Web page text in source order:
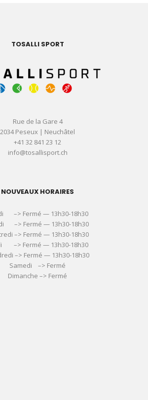
TOSALLI SPORT
Rue de la Gare 4
2034 Peseux | Neuchâtel
+41 32 841 23 12
info@tosallisport.ch
NOUVEAUX HORAIRES
–> Fermé — 13h30-18h30
–> Fermé — 13h30-18h30
–> Fermé — 13h30-18h30
–> Fermé — 13h30-18h30
–> Fermé — 13h30-18h30
Samedi –> Fermé
Dimanche –> Fermé